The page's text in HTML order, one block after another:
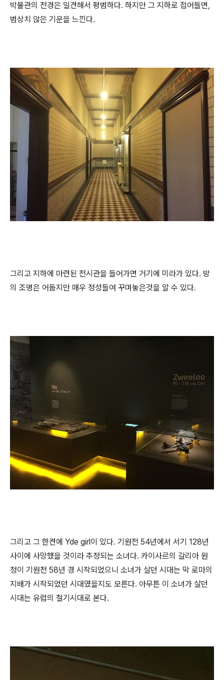
박물관의 전경은 일견해서 평범하다. 하지만 그 지하로 접어들면,
범상치 않은 기운을 느낀다.
그리고 지하에 마련된 전시관을 들어가면 거기에 미라가 있다. 방
의 조명은 어둡지만 매우 정성들여 꾸며놓은것을 알 수 있다.
그리고 그 한켠에 Yde girl이 있다. 기원전 54년에서 서기 128년
사이에 사망했을 것이라 추정되는 소녀다. 카이사르의 갈리아 원
정이 기원전 58년 경 시작되었으니 소녀가 살던 시대는 막 로마의
지배가 시작되었던 시대였을지도 모른다. 아무튼 이 소녀가 살던
시대는 유럽의 철기시대로 본다.